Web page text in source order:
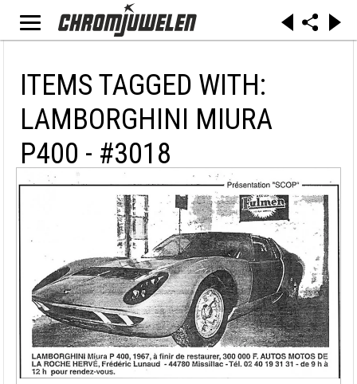
ITEMS TAGGED WITH:
LAMBORGHINI MIURA
P400 - #3018